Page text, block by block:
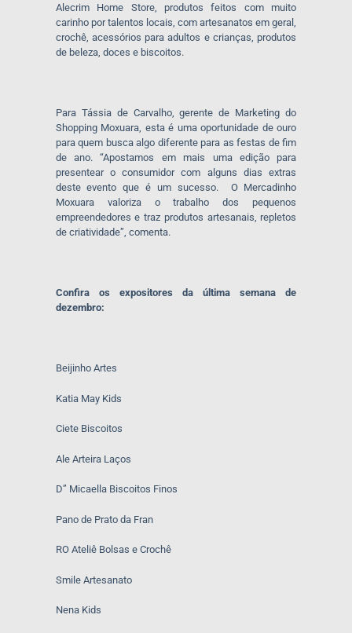
Alecrim Home Store, produtos feitos com muito
carinho por talentos locais, com artesanatos em geral,
crochê, acessórios para adultos e crianças, produtos
de beleza, doces e biscoitos.
Para Tássia de Carvalho, gerente de Marketing do
Shopping Moxuara, esta é uma oportunidade de ouro
para quem busca algo diferente para as festas de fim
de ano. “Apostamos em mais uma edição para
presentear o consumidor com alguns dias extras
deste evento que é um sucesso. O Mercadinho
Moxuara valoriza o trabalho dos pequenos
empreendedores e traz produtos artesanais, repletos
de criatividade”, comenta.
Confira os expositores da última semana de
dezembro:
Beijinho Artes
Katia May Kids
Ciete Biscoitos
Ale Arteira Laços
D” Micaella Biscoitos Finos
Pano de Prato da Fran
RO Ateliê Bolsas e Crochê
Smile Artesanato
Nena Kids